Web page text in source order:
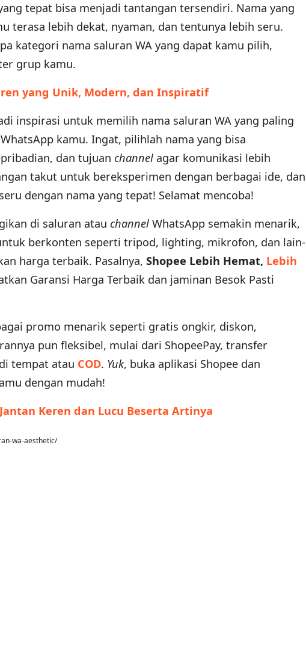
tepat bisa menjadi tantangan tersendiri. Nama yang
terasa lebih dekat, nyaman, dan tentunya lebih seru.
kategori nama saluran WA yang dapat kamu pilih,
grup kamu.
yang Unik, Modern, dan Inspiratif
inspirasi untuk memilih nama saluran WA yang paling
WhatsApp kamu. Ingat, pilihlah nama yang bisa
dan tujuan channel agar komunikasi lebih
takut untuk bereksperimen dengan berbagai ide, dan
dengan nama yang tepat! Selamat mencoba!
di saluran atau channel WhatsApp semakin menarik,
berkonten seperti tripod, lighting, mikrofon, dan lain-
harga terbaik. Pasalnya, Shopee Lebih Hemat, Lebih
Garansi Harga Terbaik dan jaminan Besok Pasti
promo menarik seperti gratis ongkir, diskon,
pun fleksibel, mulai dari ShopeePay, transfer
tempat atau COD. Yuk, buka aplikasi Shopee dan
dengan mudah!
Keren dan Lucu Beserta Artinya
wa-aesthetic/